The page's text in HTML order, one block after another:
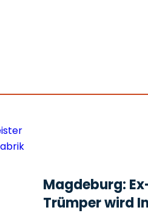
Magdeburg:
Trümper wird